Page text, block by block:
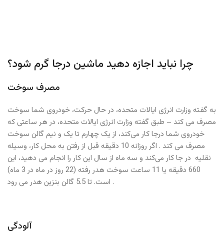
چرا نباید اجازه دهید ماشین درجا گرم شود؟
مصرف سوخت
به گفته وزارت انرژی ایالات متحده، در حال حرکت، خودروی شما سوخت
مصرف می کند – طبق گفته وزارت انرژی ایالات متحده، در هر ساعتی که
خودروی شما درجا کار می‌کند، از یک چهارم تا یک و نیم گالن سوخت
مصرف می کند . اگر روزانه 10 دقیقه قبل از رفتن به محل کار، وسیله
نقلیه در جا کار می‌کند و سه ماه از سال این کار را انجام می دهید، این
660 دقیقه یا 11 ساعت سوخت هدر رفته (22 روز در ماه در 3 ماه)
است. تا 5.5 گالن بنزین هدر می رود .
آلودگی